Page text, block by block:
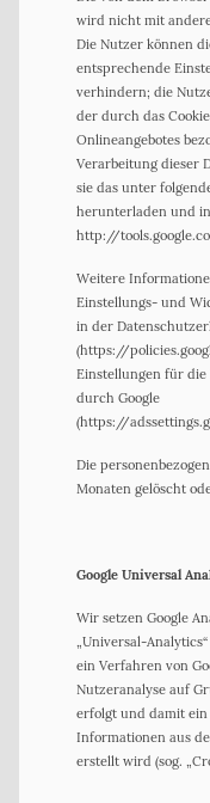
wird nicht mit
Die Nutzer können
entsprechende
verhindern; die
der durch das
Onlineangebotes
Verarbeitung dieser
sie das unter
herunterladen und
http://
Weitere
Einstellungs- und
in der
(https://
Einstellungen für die
durch Google
(https://
Die
Monaten gelöscht
Google Universal
Wir setzen Google
„Universal-
ein Verfahren von
Nutzeranalyse auf
erfolgt und damit
Informationen aus
erstellt wird (sog.